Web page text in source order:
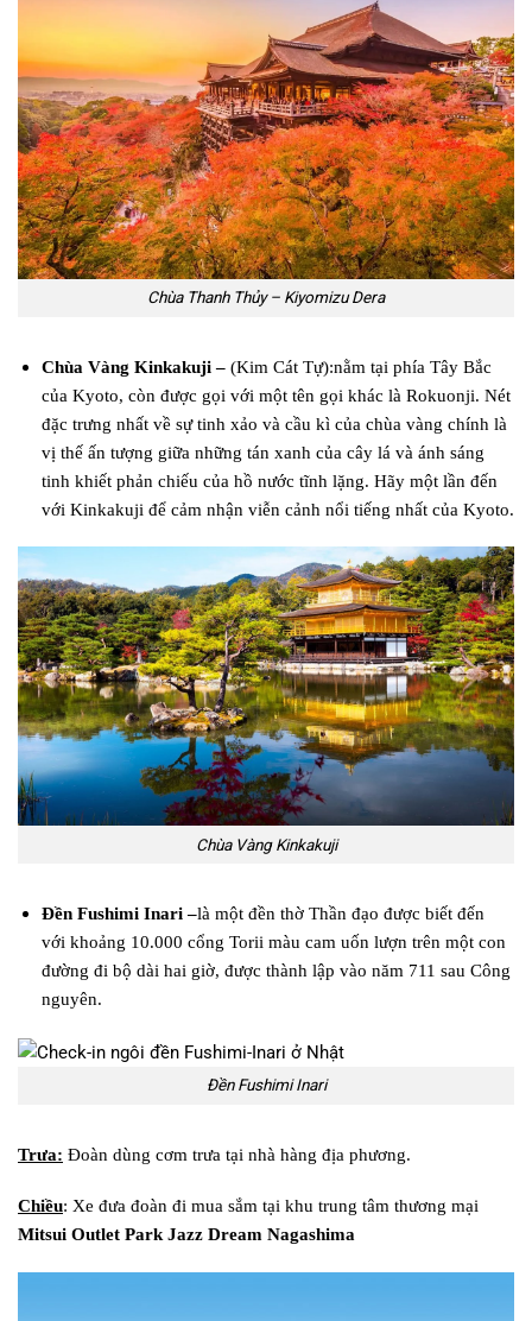
Chùa Thanh Thủy – Kiyomizu Dera
Chùa Vàng Kinkakuji –(Kim Cát Tự):nằm tại phía Tây Bắc
của Kyoto, còn được gọi với một tên gọi khác là Rokuonji. Nét
đặc trưng nhất về sự tinh xảo và cầu kì của chùa vàng chính là
vị thế ấn tượng giữa những tán xanh của cây lá và ánh sáng
tinh khiết phản chiếu của hồ nước tĩnh lặng. Hãy một lần đến
với Kinkakuji để cảm nhận viễn cảnh nổi tiếng nhất của Kyoto.
Chùa Vàng Kinkakuji
Đền Fushimi Inari–là một đền thờ Thần đạo được biết đến
với khoảng 10.000 cổng Torii màu cam uốn lượn trên một con
đường đi bộ dài hai giờ, được thành lập vào năm 711 sau Công
nguyên.
Đền Fushimi Inari
Trưa: Đoàn dùng cơm trưa tại nhà hàng địa phương.
Chiều: Xe đưa đoàn đi mua sắm tại khu trung tâm thương mại
Mitsui Outlet Park Jazz Dream Nagashima